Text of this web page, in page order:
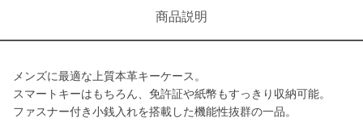
商品説明
メンズに最適な上質本革キーケース。
スマートキーはもちろん、免許証や紙幣もすっきり収納可能。
ファスナー付き小銭入れを搭載した機能性抜群の一品。